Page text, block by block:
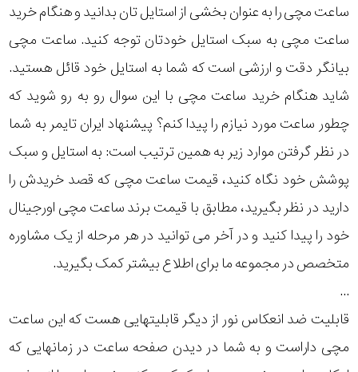
ساعت مچی را به عنوان بخشی از استایل تان بدانید و هنگام خرید
ساعت مچی به سبک استایل خودتان توجه کنید. ساعت مچی
بیانگر دقت و ارزشی است که شما به استایل خود قائل هستید.
شاید هنگام خرید ساعت مچی با این سوال رو به رو شوید که
چطور ساعت مورد نیازم را پیدا کنم؟ پیشنهاد ایران تایمر به شما
در نظر گرفتن موارد زیر به همین ترتیب است: به استایل و سبک
پوشش خود نگاه کنید، قیمت ساعت مچی که قصد خریدش را
دارید در نظر بگیرید، مطابق با قیمت برند ساعت مچی اورجینال
خود را پیدا کنید و در آخر می توانید در هر مرحله از یک مشاوره
متخصص در مجموعه ما برای اطلاع بیشتر کمک بگیرید.
...
قابلیت ضد انعکاس نور از دیگر قابلیتهایی هست که این ساعت
مچی داراست و به شما در دیدن صفحه ساعت در زمانهایی که
تیسوت
مازراتی
بیشتر...
جنسیت
استایل
رده
محدوده
عرض
قاب
بند